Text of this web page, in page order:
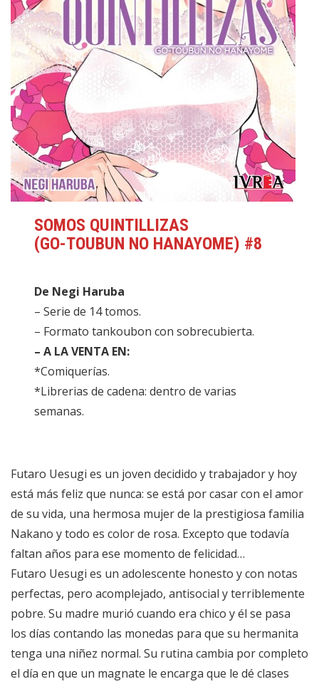
SOMOS QUINTILLIZAS
(GO-TOUBUN NO HANAYOME) #8
De Negi Haruba
– Serie de 14 tomos.
– Formato tankoubon con sobrecubierta.
– A LA VENTA EN:
*Comiquerías.
*Librerias de cadena: dentro de varias
semanas.
Futaro Uesugi es un joven decidido y trabajador y hoy
está más feliz que nunca: se está por casar con el amor
de su vida, una hermosa mujer de la prestigiosa familia
Nakano y todo es color de rosa. Excepto que todavía
faltan años para ese momento de felicidad…
Futaro Uesugi es un adolescente honesto y con notas
perfectas, pero acomplejado, antisocial y terriblemente
pobre. Su madre murió cuando era chico y él se pasa
los días contando las monedas para que su hermanita
tenga una niñez normal. Su rutina cambia por completo
el día en que un magnate le encarga que le dé clases